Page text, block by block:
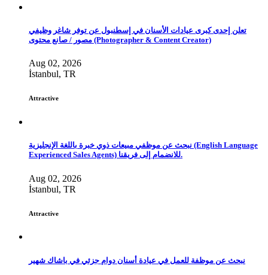
تعلن إحدى كبرى عيادات الأسنان في إسطنبول عن توفر شاغر وظيفي
مصور / صانع محتوى (Photographer & Content Creator)
Aug 02, 2026
İstanbul, TR
Attractive
نبحث عن موظفي مبيعات ذوي خبرة باللغة الإنجليزية (English Language
Experienced Sales Agents) للانضمام إلى فريقنا.
Aug 02, 2026
İstanbul, TR
Attractive
نبحث عن موظفة للعمل في عيادة أسنان دوام جزئي في باشاك شهير